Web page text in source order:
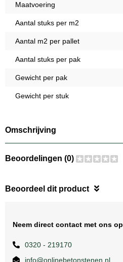
Maatvoering
Aantal stuks per m2
Aantal m2 per pallet
Aantal stuks per pak
Gewicht per pak
Gewicht per stuk
Omschrijving
Beoordelingen (0)
Beoordeel dit product
Neem direct contact met ons op
0320 - 219170
info@onlinebetonstenen.nl